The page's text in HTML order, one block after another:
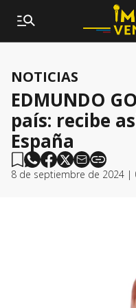
NOTICIAS
EDMUNDO
país: recibe
España
8 de septiembre de 2024 |